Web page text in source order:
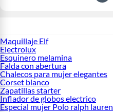
Maquillaje Elf
Electrolux
Esquinero melamina
Falda con abertura
Chalecos para mujer elegantes
Corset blanco
Zapatillas starter
Inflador de globos electrico
Especial mujer Polo ralph lauren